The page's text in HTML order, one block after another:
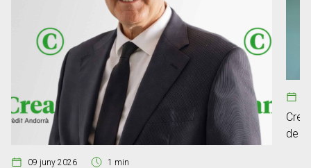
09 juny 2026 1 min
de